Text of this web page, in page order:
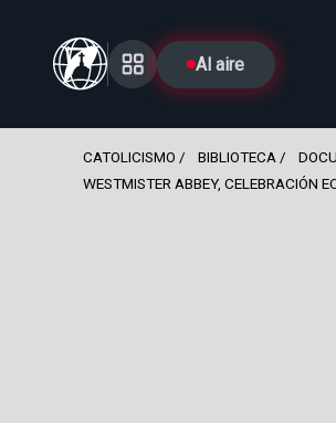
Al aire
CATOLICISMO BIBLIOTECA
WESTMISTER ABBEY, CELEBRACIÓN